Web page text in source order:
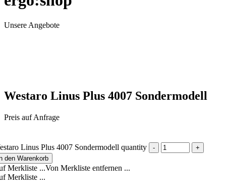
Unsere Angebote
Westaro Linus Plus 4007 Sondermodell
Preis auf Anfrage
Linus Plus 4007 Sondermodell quantity
den Warenkorb
Merkliste ...Von Merkliste entfernen ...
Merkliste ...